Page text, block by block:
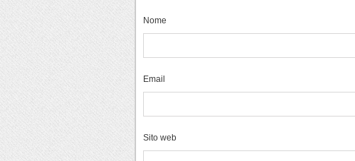
Nome
Email
Sito web